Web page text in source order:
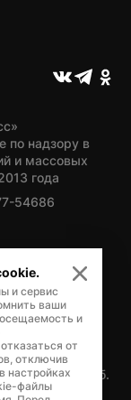
по надзору в
и массовых
года
54686
Ямало-
д.1, каб.
и сервис
ваши
и
от
отключив
настройках
файлы